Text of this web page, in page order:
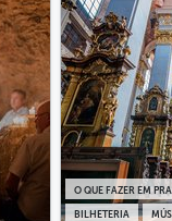
BILHETERIA
O QUE FAZER EM